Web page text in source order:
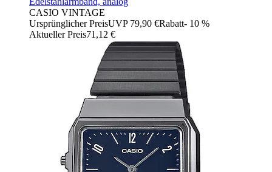
CASIO VINTAGE
Ursprünglicher PreisUVP 79,90 €Rabatt- 10 %
Aktueller Preis71,12 €